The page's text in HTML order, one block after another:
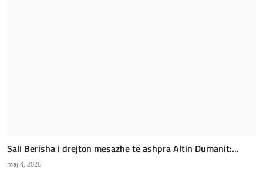
Sali Berisha i drejton mesazhe të ashpra Altin Dumanit:...
maj 4, 2026